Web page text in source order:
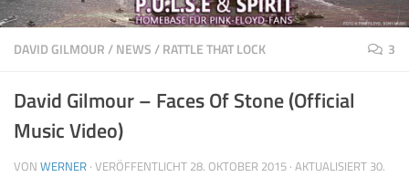
DAVID GILMOUR/NEWS/RATTLE THAT LOCK 3
David Gilmour – Faces Of Stone (Official
Music Video)
VON WERNER · VERÖFFENTLICHT 28. OKTOBER 2015 · AKTUALISIERT 30.